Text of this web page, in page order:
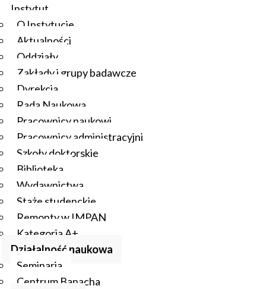
Instytut
O Instytucie
Aktualności
Oddziały
Zakłady i grupy badawcze
Dyrekcja
Rada Naukowa
Pracownicy naukowi
Pracownicy administracyjni
Szkoły doktorskie
Biblioteka
Wydawnictwa
Staże studenckie
Remonty w IMPAN
Kategoria A+
Działalność naukowa
Seminaria
Centrum Banacha